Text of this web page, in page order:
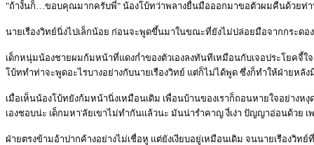
"ถ้างั้นก็…ขอบคุณมากครับพี่" น้องโบ้ทว่าพลางยื่นมือออกมาขอตัวผมคืนด้วยท่า
นายเรืองวิทย์นิ่งไปเล็กน้อย ก่อนจะพูดขึ้นมาในขณะที่ยังไม่ปล่อยมือจากกระดอ
เด็กหนุ่มน้องชายผมก้มหน้าที่แดงก่ำของตัวเองลงทันทีเหมือนกับเจอประโยคจี้
โบ้ททำท่าจะพูดอะไรบางอย่างกับนายเรืองวิทย์ แต่ก็ไม่ได้พูด ซึ่งก็ทำให้ฝ่ายหลั
เมื่อเห็นน้องโบ้ทยังก้มหน้านิ่งเหมือนเดิม เพื่อนบ้านของเราก็ถอนหายใจอย่าง
เองชอบน่ะ เด็กมหา'ลัยเขาไม่ทำกันแล้วนะ มันน่ารำคาญ งี่เง่า ปัญญาอ่อนด้วย เ
ฝ่ายตรงข้ามอ้าปากค้างอย่างไม่เชื่อหู แต่ยังเงียบอยู่เหมือนเดิม จนนายเรืองวิ